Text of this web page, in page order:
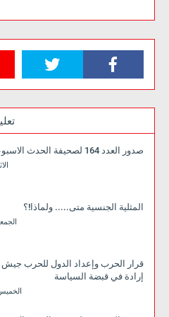
صدور العدد 164 لصحيفة الحدث الاسبوعي من لندن
المثلية الجنسية متى..... ولماذا!؟
الجمعة,
قرار الحرب وإعداد الدول للحرب جيش
إرادة في قبضة السياسة
الخميس,